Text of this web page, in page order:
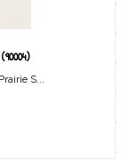
(90004)
S...